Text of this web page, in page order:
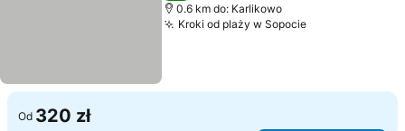
0.6 km do: Karlikowo
Kroki od plaży w Sopocie
Od 320 zł